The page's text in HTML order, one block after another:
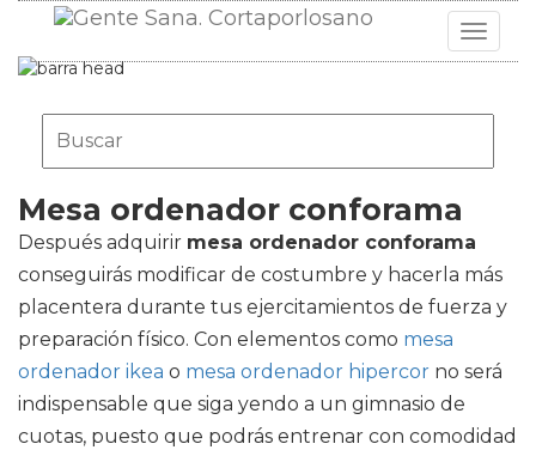
Toggle
Mesa ordenador conforama
Después adquirir mesa ordenador conforama
conseguirás modificar de costumbre y hacerla más
placentera durante tus ejercitamientos de fuerza y
preparación físico. Con elementos como mesa
ordenador ikea o mesa ordenador hipercor no será
indispensable que siga yendo a un gimnasio de
cuotas, puesto que podrás entrenar con comodidad